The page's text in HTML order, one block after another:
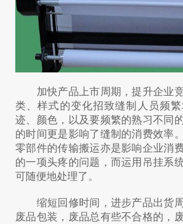
加快产品上市周期，提升企业竞
类、样式的变化招致缝制人员频
迹、颜色，以及要频繁的熟习不同
的时间更是影响了缝制的消费效率
零部件的传输搬运亦是影响企业消
的一项头疼的问题，而运用吊挂系
可随便地处理了。
缩短回修时间，进步产品出货周
废品包装，废品总有些不合格的，